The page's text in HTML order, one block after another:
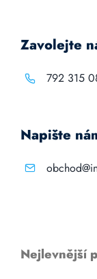
Zavolejte
792 315
Napište
Nejlevnější